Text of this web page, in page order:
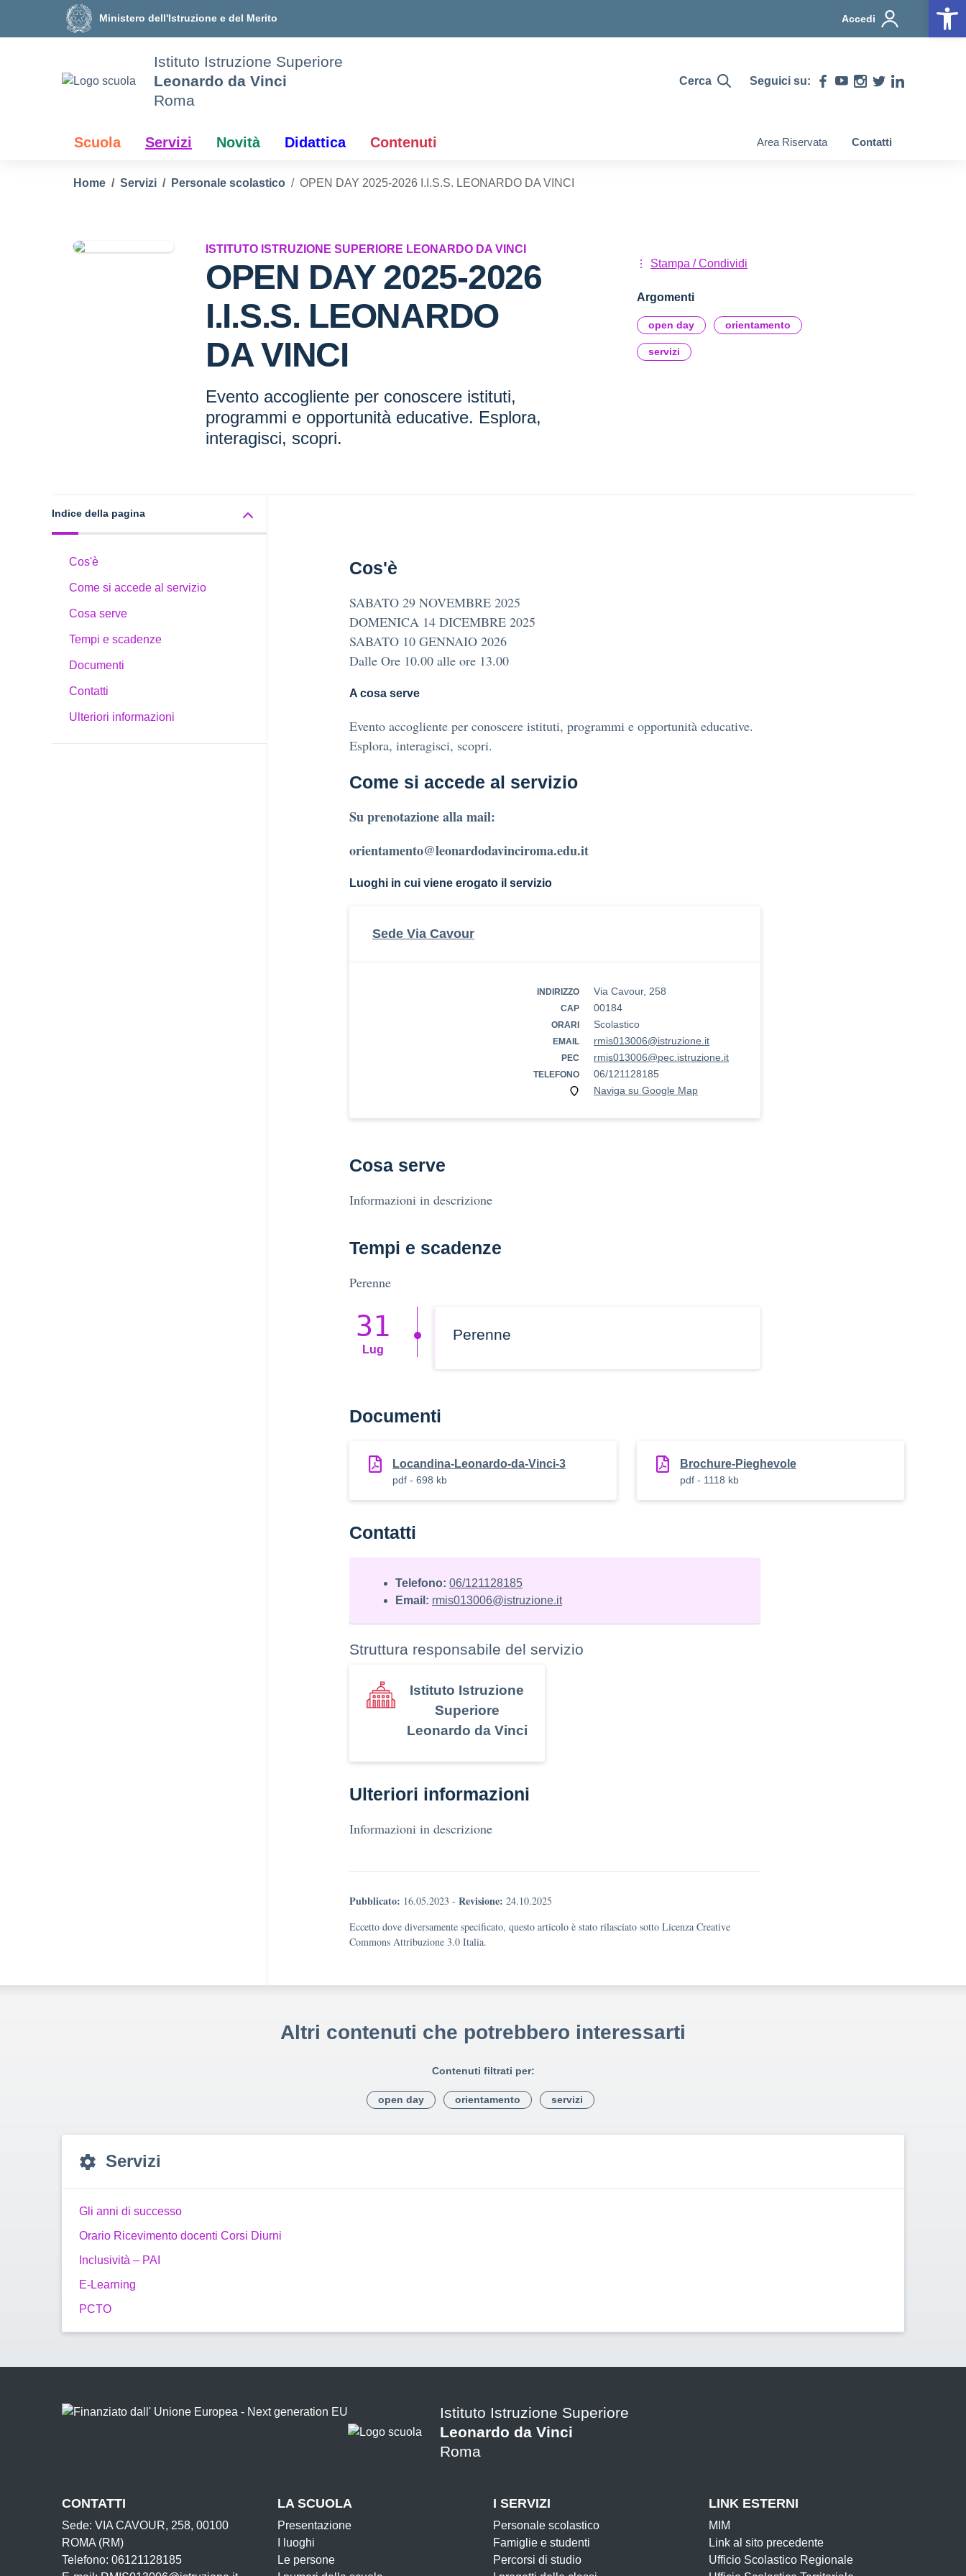
Vai ai contenuti
Vai al menu di navigazione
Ministero dell'Istruzione e del Merito Accedi
Istituto Istruzione Superiore
Leonardo da Vinci
Roma
Cerca Seguici su:
Scuola Servizi Novità Didattica Contenuti Area Riservata Contatti
Home Servizi Personale scolastico OPEN DAY 2025-2026 I.I.S.S. LEONARDO DA VINCI
ISTITUTO ISTRUZIONE SUPERIORE LEONARDO DA VINCI
OPEN DAY 2025-2026
I.I.S.S. LEONARDO
DA VINCI
Evento accogliente per conoscere istituti,
programmi e opportunità educative. Esplora,
interagisci, scopri.
Stampa / Condividi
Argomenti
open day orientamento
servizi
Indice della pagina
Cos'è
Come si accede al servizio
Cosa serve
Tempi e scadenze
Documenti
Contatti
Ulteriori informazioni
Cos'è
SABATO 29 NOVEMBRE 2025
DOMENICA 14 DICEMBRE 2025
SABATO 10 GENNAIO 2026
Dalle Ore 10.00 alle ore 13.00
A cosa serve
Evento accogliente per conoscere istituti, programmi e opportunità educative.
Esplora, interagisci, scopri.
Come si accede al servizio
Su prenotazione alla mail:
orientamento@leonardodavinciroma.edu.it
Luoghi in cui viene erogato il servizio
Sede Via Cavour
INDIRIZZO Via Cavour, 258
CAP 00184
ORARI Scolastico
EMAIL rmis013006@istruzione.it
PEC rmis013006@pec.istruzione.it
TELEFONO
06/121128185
Naviga su Google Map
Cosa serve
Informazioni in descrizione
Tempi e scadenze
Perenne
Perenne
31
Lug
Documenti
Locandina-Leonardo-da-Vinci-3
pdf - 698 kb
Brochure-Pieghevole
pdf - 1118 kb
Contatti
Telefono: 06/121128185
Email: rmis013006@istruzione.it
Struttura responsabile del servizio
Istituto Istruzione
Superiore
Leonardo da Vinci
Ulteriori informazioni
Informazioni in descrizione
Pubblicato: 16.05.2023 - Revisione: 24.10.2025
Eccetto dove diversamente specificato, questo articolo è stato rilasciato sotto Licenza Creative
Commons Attribuzione 3.0 Italia.
Altri contenuti che potrebbero interessarti
Contenuti filtrati per:
open day orientamento servizi
Servizi
Gli anni di successo
Orario Ricevimento docenti Corsi Diurni
Inclusività – PAI
E-Learning
PCTO
Istituto Istruzione Superiore
Leonardo da Vinci
Roma
CONTATTI
Sede: VIA CAVOUR, 258, 00100
ROMA (RM)
Telefono: 06121128185
LA SCUOLA
Presentazione
I luoghi
Le persone
I SERVIZI
Personale scolastico
Famiglie e studenti
Percorsi di studio
LINK ESTERNI
MIM
Link al sito precedente
Ufficio Scolastico Regionale